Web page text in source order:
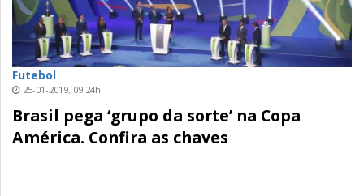
Futebol
25-01-2019, 09:24h
Brasil pega ‘grupo da sorte’ na Copa
América. Confira as chaves